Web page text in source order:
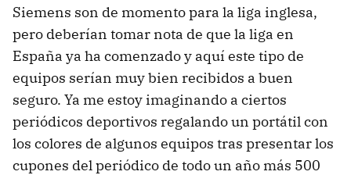
Siemens son de momento para la liga inglesa,
pero deberían tomar nota de que la liga en
España ya ha comenzado y aquí este tipo de
equipos serían muy bien recibidos a buen
seguro. Ya me estoy imaginando a ciertos
periódicos deportivos regalando un portátil con
los colores de algunos equipos tras presentar los
cupones del periódico de todo un año más 500